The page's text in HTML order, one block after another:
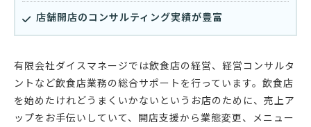
店舗開店のコンサルティング実績が豊富
有限会社ダイスマネージでは飲食店の経営、経営コンサルタ
ントなど飲食店業務の総合サポートを行っています。飲食店
を始めたけれどうまくいかないというお店のために、売上ア
ップをお手伝いしていて、開店支援から業態変更、メニュー